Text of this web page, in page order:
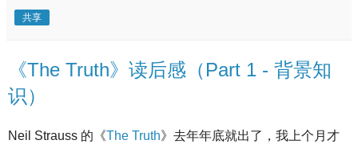
共享
《The Truth》读后感（Part 1 - 背景知
识）
Neil Strauss 的《The Truth》去年年底就出了，我上个月才